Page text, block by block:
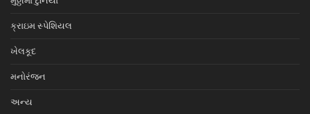
ક્રાઇમ સ્પેશિયલ
ખેલકૂદ
મનોરંજન
અન્ય